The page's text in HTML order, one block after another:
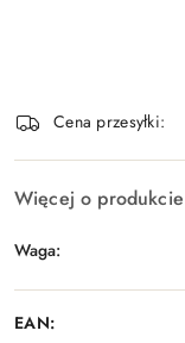
Cena przesyłki:
Więcej o produkcie
Waga:
EAN: